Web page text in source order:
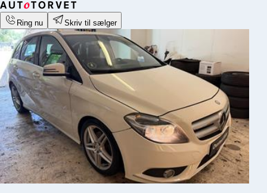
Ring nu Skriv til sælger